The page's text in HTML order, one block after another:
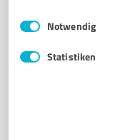
Impressum
Einwilligungsauswahl
Notwendig
Statistiken
INDIVIDUELLE LÖSUNGEN